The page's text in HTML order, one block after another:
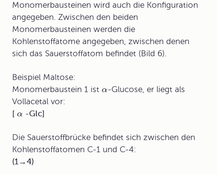
Monomerbausteinen wird auch die Konfiguration
angegeben. Zwischen den beiden
Monomerbausteinen werden die
Kohlenstoffatome angegeben, zwischen denen
sich das Sauerstoffatom befindet (Bild 6).
Beispiel Maltose:
Monomerbaustein 1 ist α-Glucose, er liegt als
Vollacetal vor:
[ α -Glc]
Die Sauerstoffbrücke befindet sich zwischen den
Kohlenstoffatomen C-1 und C-4:
(1→4)